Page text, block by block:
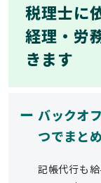
税理士に
経理・労
きます
ー バックオ
つでまと
記帳代行も